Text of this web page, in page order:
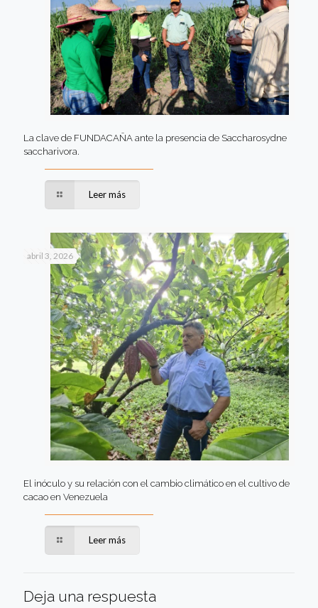
La clave de FUNDACAÑA ante la presencia de Saccharosydne
saccharivora.
Leer más
abril 3, 2026
El inóculo y su relación con el cambio climático en el cultivo de
cacao en Venezuela
Leer más
Deja una respuesta